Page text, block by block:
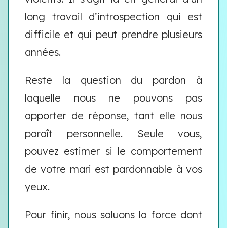
long travail d’introspection qui est
difficile et qui peut prendre plusieurs
années.
Reste la question du pardon à
laquelle nous ne pouvons pas
apporter de réponse, tant elle nous
paraît personnelle. Seule vous,
pouvez estimer si le comportement
de votre mari est pardonnable à vos
yeux.
Pour finir, nous saluons la force dont